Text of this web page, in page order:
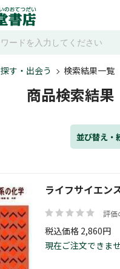
探す・出会う 検索結果一覧
商品検索結果
並び替え・
ライフサイエン
評価
税込価格 2,860円
現在ご注文できま